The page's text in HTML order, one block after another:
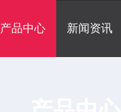
产品中心 新闻资讯